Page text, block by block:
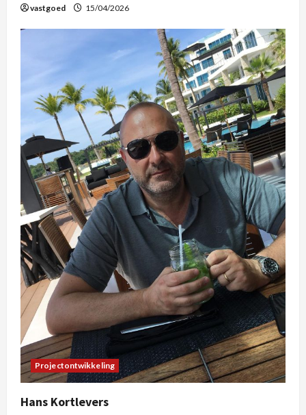
vastgoed 15/04/2026
Projectontwikkeling
Hans Kortlevers